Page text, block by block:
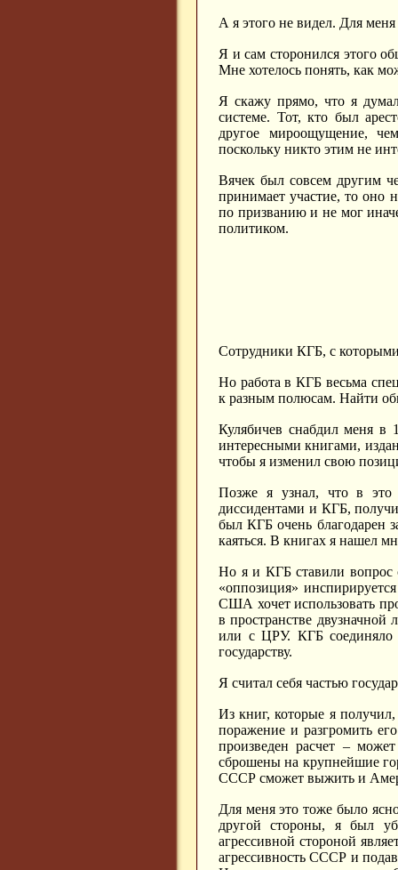
А я этого не видел. Для
Я и сам сторонился этого
Мне хотелось понять, как
Я скажу прямо, что я
системе. Тот, кто был
другое мироощущение,
поскольку никто этим не
Вячек был совсем другим
принимает участие, то оно
по призванию и не мог
политиком.
Сотрудники КГБ, с
Но работа в КГБ весьма
к разным полюсам. Найти
Кулябичев снабдил меня в
интересными книгами,
чтобы я изменил свою
Позже я узнал, что в это
диссидентами и КГБ,
был КГБ очень благодарен
каяться. В книгах я нашел
Но я и КГБ ставили вопрос
«оппозиция»
США хочет использовать
в пространстве
или с ЦРУ. КГБ соединяло
государству.
Я считал себя частью
Из книг, которые я
поражение и разгромить
произведен расчет –
сброшены на крупнейшие
СССР сможет выжить и
Для меня это тоже было
другой стороны, я был
агрессивной стороной
агрессивность СССР и